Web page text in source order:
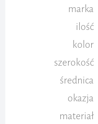
marka
ilość
kolor
szerokość
średnica
okazja
materiał